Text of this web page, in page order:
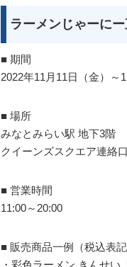
ラーメンじゃーに
■ 期間
2022年11月11日（金）～
■ 場所
みなとみらい駅 地下3階
クイーンズスクエア連絡
■ 営業時間
11:00～20:00
■ 販売商品一例（税込表記
・彩色ラーメン きんせ